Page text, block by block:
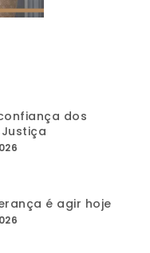
dos
é agir hoje